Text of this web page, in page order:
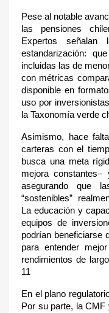
Pese al notable
las pensiones
Expertos señalan
estandarización:
incluidas las de
con métricas
disponible en
uso por
la Taxonomía verde
Asimismo, hace
carteras con el
busca una meta
mejora constantes–
asegurando que
“sostenibles”
La educación y
equipos de
podrían beneficiarse
para entender
rendimientos de
11
En el plano
Por su parte, la CMF